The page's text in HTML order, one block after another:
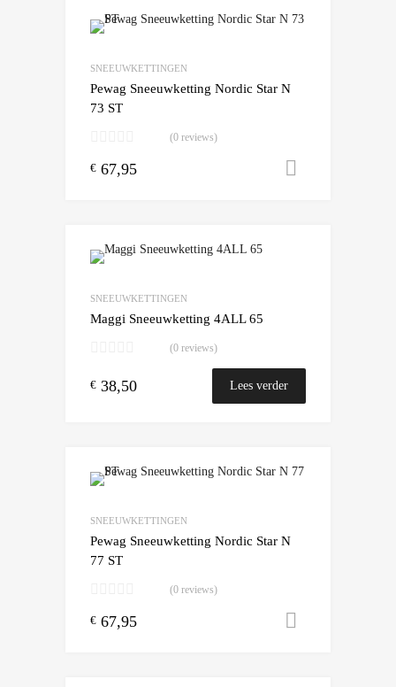
SNEEUWKETTINGEN
Pewag Sneeuwketting Nordic Star N
73 ST
(0 reviews)
€ 67,95
SNEEUWKETTINGEN
Maggi Sneeuwketting 4ALL 65
(0 reviews)
€ 38,50 Lees verder
SNEEUWKETTINGEN
Pewag Sneeuwketting Nordic Star N
77 ST
(0 reviews)
€ 67,95